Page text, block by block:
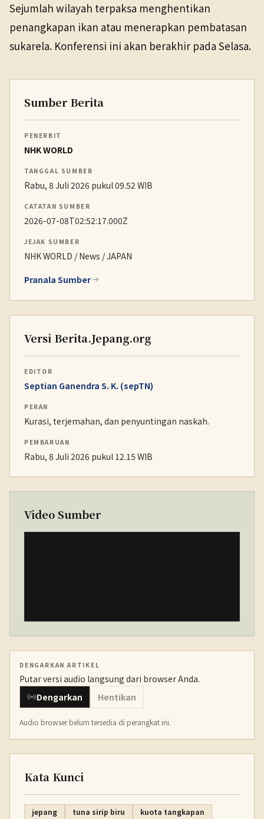
Sejumlah wilayah terpaksa menghentikan
penangkapan ikan atau menerapkan pembatasan
sukarela. Konferensi ini akan berakhir pada Selasa.
Sumber Berita
PENERBIT
NHK WORLD
TANGGAL SUMBER
Rabu, 8 Juli 2026 pukul 09.52 WIB
CATATAN SUMBER
2026-07-08T02:52:17.000Z
JEJAK SUMBER
NHK WORLD / News / JAPAN
Pranala Sumber
Versi Berita.Jepang.org
EDITOR
Septian Ganendra S. K. (sepTN)
PERAN
Kurasi, terjemahan, dan penyuntingan naskah.
PEMBARUAN
Rabu, 8 Juli 2026 pukul 12.15 WIB
Video Sumber
DENGARKAN ARTIKEL
Putar versi audio langsung dari browser Anda.
Dengarkan
Hentikan
Audio browser belum tersedia di perangkat ini.
Kata Kunci
jepang tuna sirip biru kuota tangkapan